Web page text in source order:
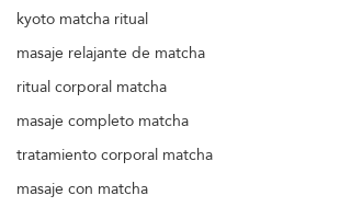
kyoto matcha ritual
masaje relajante de matcha
ritual corporal matcha
masaje completo matcha
tratamiento corporal matcha
masaje con matcha